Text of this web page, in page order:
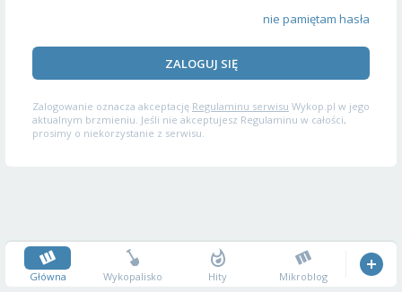
nie pamiętam hasła
ZALOGUJ SIĘ
Zalogowanie oznacza akceptację Regulaminu serwisu Wykop.pl w jego
aktualnym brzmieniu. Jeśli nie akceptujesz Regulaminu w całości,
prosimy o niekorzystanie z serwisu.
Główna Wykopalisko Hity Mikroblog